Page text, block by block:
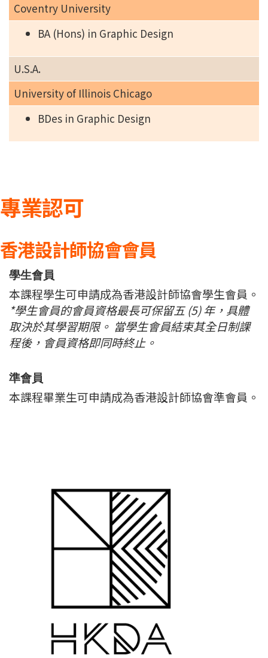
Coventry University
BA (Hons) in Graphic Design
U.S.A.
University of Illinois Chicago
BDes in Graphic Design
專業認可
香港設計師協會會員
學生會員
本課程學生可申請成為香港設計師協會學生會員。
*學生會員的會員資格最長可保留五 (5) 年，具體
取決於其學習期限。 當學生會員結束其全日制課
程後，會員資格即同時終止。
準會員
本課程畢業生可申請成為香港設計師協會準會員。